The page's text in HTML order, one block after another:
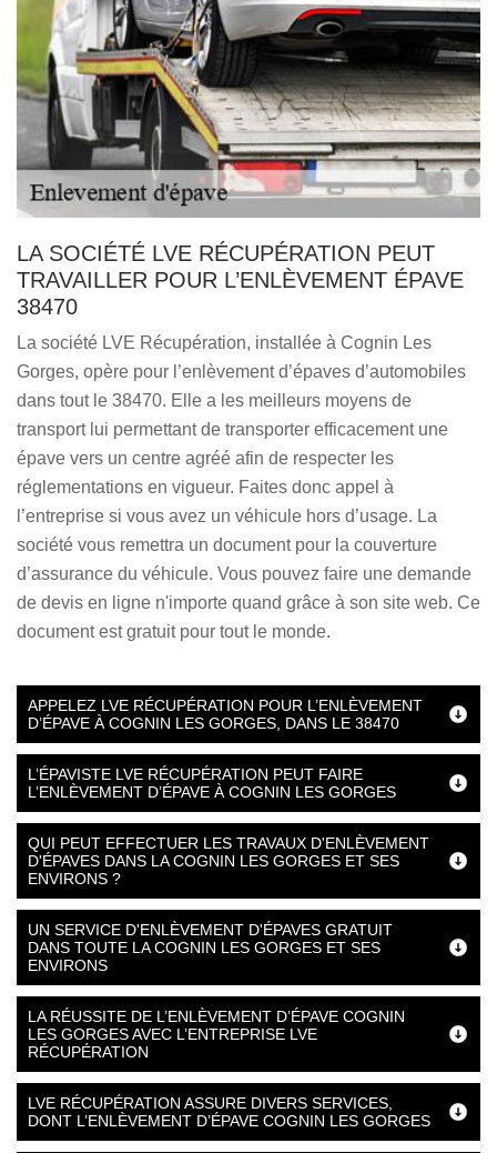
LA SOCIÉTÉ LVE RÉCUPÉRATION PEUT
TRAVAILLER POUR L’ENLÈVEMENT ÉPAVE
38470
La société LVE Récupération, installée à Cognin Les
Gorges, opère pour l’enlèvement d’épaves d’automobiles
dans tout le 38470. Elle a les meilleurs moyens de
transport lui permettant de transporter efficacement une
épave vers un centre agréé afin de respecter les
réglementations en vigueur. Faites donc appel à
l’entreprise si vous avez un véhicule hors d’usage. La
société vous remettra un document pour la couverture
d’assurance du véhicule. Vous pouvez faire une demande
de devis en ligne n'importe quand grâce à son site web. Ce
document est gratuit pour tout le monde.
APPELEZ LVE RÉCUPÉRATION POUR L’ENLÈVEMENT
D’ÉPAVE À COGNIN LES GORGES, DANS LE 38470
L’ÉPAVISTE LVE RÉCUPÉRATION PEUT FAIRE
L’ENLÈVEMENT D’ÉPAVE À COGNIN LES GORGES
QUI PEUT EFFECTUER LES TRAVAUX D'ENLÈVEMENT
D'ÉPAVES DANS LA COGNIN LES GORGES ET SES
ENVIRONS ?
UN SERVICE D'ENLÈVEMENT D'ÉPAVES GRATUIT
DANS TOUTE LA COGNIN LES GORGES ET SES
ENVIRONS
LA RÉUSSITE DE L’ENLÈVEMENT D’ÉPAVE COGNIN
LES GORGES AVEC L’ENTREPRISE LVE
RÉCUPÉRATION
LVE RÉCUPÉRATION ASSURE DIVERS SERVICES,
DONT L’ENLÈVEMENT D’ÉPAVE COGNIN LES GORGES